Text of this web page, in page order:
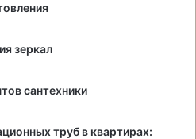
зеркал
сантехники
труб в квартирах: